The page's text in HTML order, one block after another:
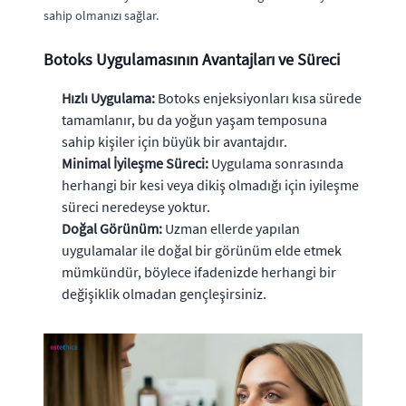
sahip olmanızı sağlar.
Botoks Uygulamasının Avantajları ve Süreci
Hızlı Uygulama: Botoks enjeksiyonları kısa sürede
tamamlanır, bu da yoğun yaşam temposuna
sahip kişiler için büyük bir avantajdır.
Minimal İyileşme Süreci: Uygulama sonrasında
herhangi bir kesi veya dikiş olmadığı için iyileşme
süreci neredeyse yoktur.
Doğal Görünüm: Uzman ellerde yapılan
uygulamalar ile doğal bir görünüm elde etmek
mümkündür, böylece ifadenizde herhangi bir
değişiklik olmadan gençleşirsiniz.